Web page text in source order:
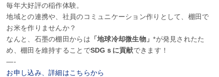
毎年大好評の稲作体験。
地域との連携や、社員のコミュニケーション作りとして、棚田で
お米を作りませんか？
なんと、石墨の棚田からは 「地球冷却微生物」*が発見されたた
め、棚田を維持することでSDGｓに貢献できます！
—-
お申し込み、詳細はこちらから